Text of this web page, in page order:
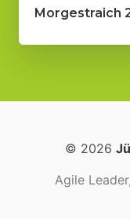
Morgestraich
© 2026
Agile